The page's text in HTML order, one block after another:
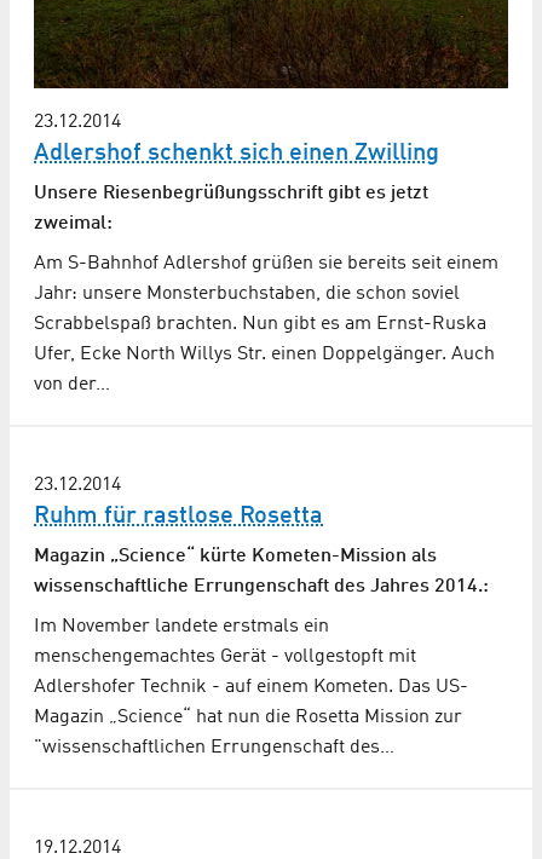
23.12.2014
Adlershof schenkt sich einen Zwilling
Unsere Riesenbegrüßungsschrift gibt es jetzt
zweimal:
Am S-Bahnhof Adlershof grüßen sie bereits seit einem
Jahr: unsere Monsterbuchstaben, die schon soviel
Scrabbelspaß brachten. Nun gibt es am Ernst-Ruska
Ufer, Ecke North Willys Str. einen Doppelgänger. Auch
von der…
23.12.2014
Ruhm für rastlose Rosetta
Magazin „Science“ kürte Kometen-Mission als
wissenschaftliche Errungenschaft des Jahres 2014.:
Im November landete erstmals ein
menschengemachtes Gerät - vollgestopft mit
Adlershofer Technik - auf einem Kometen. Das US-
Magazin „Science“ hat nun die Rosetta Mission zur
"wissenschaftlichen Errungenschaft des…
19.12.2014